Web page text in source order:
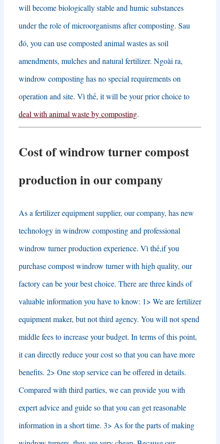
will become biologically stable and humic substances
under the role of microorganisms after composting. Sau
đó, you can use composted animal wastes as soil
amendments, mulches and natural fertilizer. Ngoài ra,
windrow composting has no special requirements on
operation and site. Vì thế, it will be your prior choice to
deal with animal waste by composting.
Cost of windrow turner compost
production in our company
As a fertilizer equipment supplier, our company, has new
technology in windrow composting and professional
windrow turner production experience. Vì thế,if you
purchase compost windrow turner with high quality, our
factory can be your best choice. There are three kinds of
valuable information you have to know: 1> We are fertilizer
equipment maker, but not third agency. You will not spend
middle fees to increase your budget. In terms of this point,
it can directly reduce your cost so that you can have more
benefits. 2> One stop service can be offered in details.
Compared with third parties, we can provide you with
expert advice and guide so that you can get reasonable
information in a short time. 3> As for the parts of making